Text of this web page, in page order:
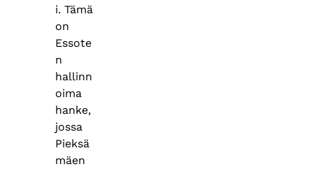
i. Tämä
on
Essote
n
hallinn
oima
hanke,
jossa
Pieksä
mäen